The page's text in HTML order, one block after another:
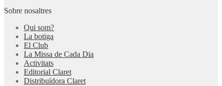
Sobre nosaltres
Qui som?
La botiga
El Club
La Missa de Cada Dia
Activitats
Editorial Claret
Distribuïdora Claret